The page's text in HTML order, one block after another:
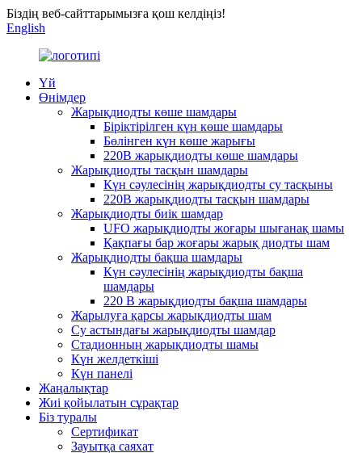
Біздің веб-сайттарымызға қош келдіңіз!
English
Үй
Өнімдер
Жарықдиодты көше шамдары
Біріктірілген күн көше шамдары
Бөлінген күн көше жарығы
220В жарықдиодты көше шамдары
Жарықдиодты тасқын шамдары
Күн сәулесінің жарықдиодты су тасқыны
220В жарықдиодты тасқын шамдары
Жарықдиодты биік шамдар
UFO жарықдиодты жоғары шығанақ шамы
Қақпағы бар жоғары жарық диодты шам
Жарықдиодты бақша шамдары
Күн сәулесінің жарықдиодты бақша
шамдары
220 В жарықдиодты бақша шамдары
Жарылуға қарсы жарықдиодты шам
Су астындағы жарықдиодты шамдар
Стадионның жарықдиодты шамы
Күн желдеткіші
Күн панелі
Жаңалықтар
Жиі қойылатын сұрақтар
Біз туралы
Сертификат
Зауытқа саяхат